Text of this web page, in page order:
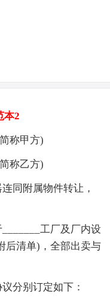
本2
称甲方)
称乙方)
同附属物件转让，
工厂及厂内设
后清单)，全部出卖与
分别订定如下：